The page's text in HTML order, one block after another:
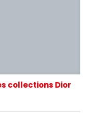
collections Dior